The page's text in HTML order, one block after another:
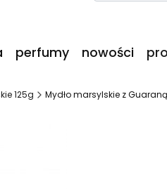
perfumy nowości
125g Mydło marsylskie z